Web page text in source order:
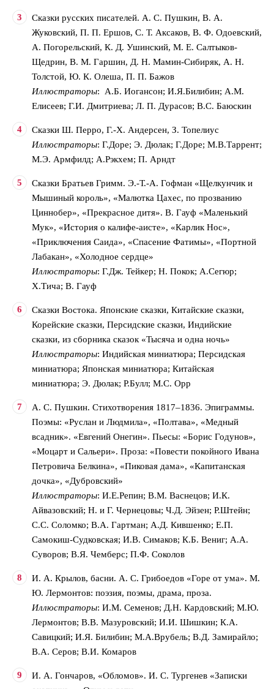
Сказки русских писателей. А. С. Пушкин, В. А.
Жуковский, П. П. Ершов, С. Т. Аксаков, В. Ф. Одоевский,
А. Погорельский, К. Д. Ушинский, М. Е. Салтыков-
Щедрин, В. М. Гаршин, Д. Н. Мамин-Сибиряк, А. Н.
Толстой, Ю. К. Олеша, П. П. Бажов
Иллюстраторы: А.Б. Иогансон; И.Я.Билибин; А.М.
Елисеев; Г.И. Дмитриева; Л. П. Дурасов; В.С. Баюскин
Сказки Ш. Перро, Г.-Х. Андерсен, З. Топелиус
Иллюстраторы: Г.Доре; Э. Дюлак; Г.Доре; М.В.Таррент;
М.Э. Армфилд; А.Рэкхем; П. Арндт
Сказки Братьев Гримм. Э.-Т.-А. Гофман «Щелкунчик и
Мышиный король», «Малютка Цахес, по прозванию
Циннобер», «Прекрасное дитя». В. Гауф «Маленький
Мук», «История о калифе-аисте», «Карлик Нос»,
«Приключения Саида», «Спасение Фатимы», «Портной
Лабакан», «Холодное сердце»
Иллюстраторы: Г.Дж. Тейкер; Н. Покок; А.Сегюр;
Х.Тича; В. Гауф
Сказки Востока. Японские сказки, Китайские сказки,
Корейские сказки, Персидские сказки, Индийские
сказки, из сборника сказок «Тысяча и одна ночь»
Иллюстраторы: Индийская миниатюра; Персидская
миниатюра; Японская миниатюра; Китайская
миниатюра; Э. Дюлак; Р.Булл; М.С. Орр
А. С. Пушкин. Стихотворения 1817–1836. Эпиграммы.
Поэмы: «Руслан и Людмила», «Полтава», «Медный
всадник». «Евгений Онегин». Пьесы: «Борис Годунов»,
«Моцарт и Сальери». Проза: «Повести покойного Ивана
Петровича Белкина», «Пиковая дама», «Капитанская
дочка», «Дубровский»
Иллюстраторы: И.Е.Репин; В.М. Васнецов; И.К.
Айвазовский; Н. и Г. Чернецовы; Ч.Д. Эйзен; Р.Штейн;
С.С. Соломко; В.А. Гартман; А.Д. Кившенко; Е.П.
Самокиш-Судковская; И.В. Симаков; К.Б. Вениг; А.А.
Суворов; В.Я. Чемберс; П.Ф. Соколов
И. А. Крылов, басни. А. С. Грибоедов «Горе от ума». М.
Ю. Лермонтов: поэзия, поэмы, драма, проза.
Иллюстраторы: И.М. Семенов; Д.Н. Кардовский; М.Ю.
Лермонтов; В.В. Мазуровский; И.И. Шишкин; К.А.
Савицкий; И.Я. Билибин; М.А.Врубель; В.Д. Замирайло;
В.А. Серов; В.И. Комаров
И. А. Гончаров, «Обломов». И. С. Тургенев «Записки